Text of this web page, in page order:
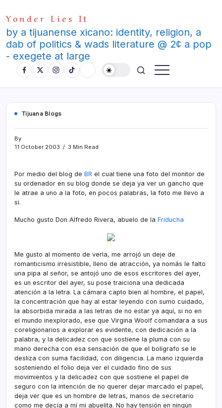
to
content
Yonder Lies It
by a tijuanense xicano: identity, religion, a
dab of politics & wads literature @ 2¢ a pop
- exegete at large
Tijuana Blogs
By
11 October 2003
3 Min Read
Por medio del blog de BR el cual tiene una foto del monitor de
su ordenador en su blog donde se deja ya ver un gancho que
le atrae a uno a la foto, en pocos palabras, la foto me llevo a
si.
Mucho gusto Don Alfredo Rivera, abuelo de la Friducha
Me gusto al momento de verla, me arrojó un deje de
romanticismo irresistible, lleno de atracción, ya nomás le falto
una pipa al señor, se antojó uno de esos escritores del ayer,
es un escritor del ayer, su pose traiciona una dedicada
atención a la letra. La cámara capto bien al hombre, el papel,
la concentración que hay al estar leyendo con sumo cuidado,
la absorbida mirada a las letras de no estar ya aquí­, si no en
el mundo inexplorado, ese que Virgina Woolf comandara a sus
coreligionarios a explorar es evidente, con dedicación a la
palabra, y la delicadez con que sostiene la pluma con su
mano derecha con esa sensación de que el bolí­grafo se le
desliza con suma facilidad, con diligencia. La mano izquierda
sosteniendo el folio deja ver el cuidado fino de sus
movimientos y la delicadez con que sostiene el papel de
seguro con la intención de no querer dejar marcado el papel,
deja ver que es un hombre de letras, manos de secretario
como me decí­a a mí­ mi abuelita. No hay tensión en ningún